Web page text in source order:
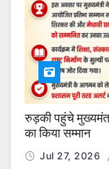
रुड़की पहुंचे
का किया सम्मान
Jul 27, 2026